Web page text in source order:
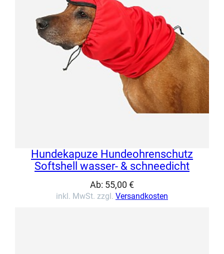
Hundekapuze Hundeohrenschutz
Softshell wasser- & schneedicht
Ab: 55,00 €
inkl. MwSt. zzgl. Versandkosten